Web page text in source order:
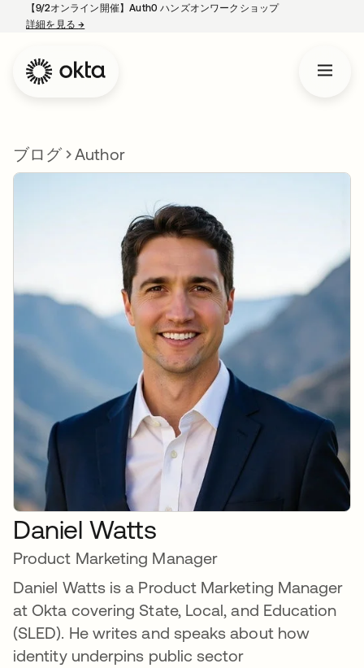
【9/2オンライン開催】Auth0 ハンズオンワークショップ
詳細を見る→
ブログ Author
Daniel Watts
Product Marketing Manager
Daniel Watts is a Product Marketing Manager
at Okta covering State, Local, and Education
(SLED). He writes and speaks about how
identity underpins public sector